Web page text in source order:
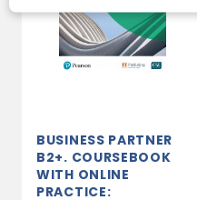
BUSINESS PARTNER
B2+. COURSEBOOK
WITH ONLINE
PRACTICE: